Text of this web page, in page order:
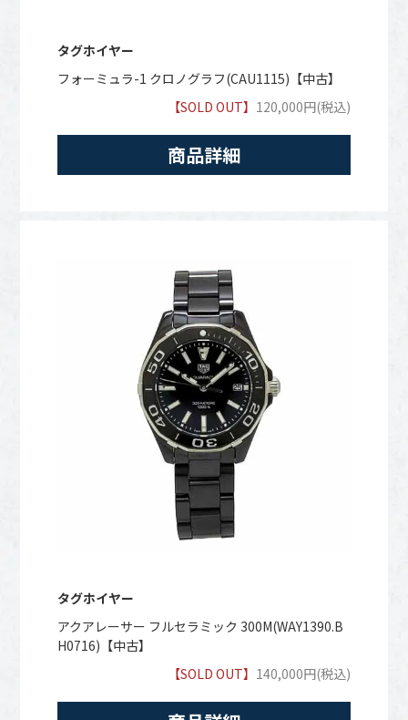
タグホイヤー
フォーミュラ-1 クロノグラフ(CAU1115)【中古】
【SOLD OUT】 120,000円(税込)
商品詳細
タグホイヤー
アクアレーサー フルセラミック 300M(WAY1390.B
H0716)【中古】
【SOLD OUT】 140,000円(税込)